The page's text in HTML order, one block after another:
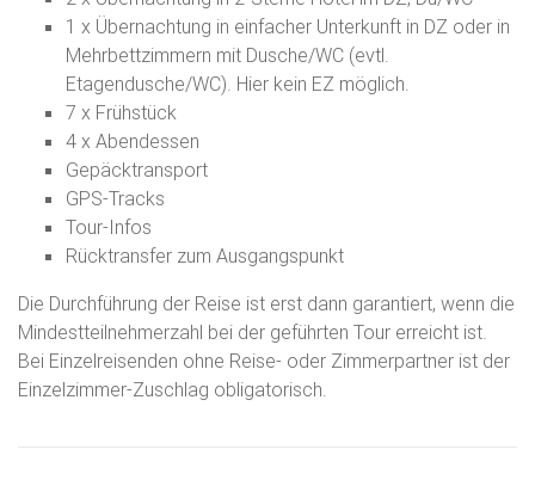
1 x Übernachtung in einfacher Unterkunft in DZ oder in
Mehrbettzimmern mit Dusche/WC (evtl.
Etagendusche/WC). Hier kein EZ möglich.
7 x Frühstück
4 x Abendessen
Gepäcktransport
GPS-Tracks
Tour-Infos
Rücktransfer zum Ausgangspunkt
Die Durchführung der Reise ist erst dann garantiert, wenn die
Mindestteilnehmerzahl bei der geführten Tour erreicht ist.
Bei Einzelreisenden ohne Reise- oder Zimmerpartner ist der
Einzelzimmer-Zuschlag obligatorisch.